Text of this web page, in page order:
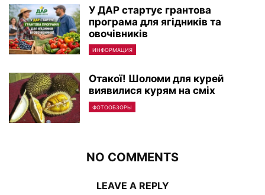
У ДАР стартує грантова
програма для ягідників та
овочівників
ИНФОРМАЦИЯ
Отакої! Шоломи для курей
виявилися курям на сміх
ФОТООБЗОРЫ
NO COMMENTS
LEAVE A REPLY